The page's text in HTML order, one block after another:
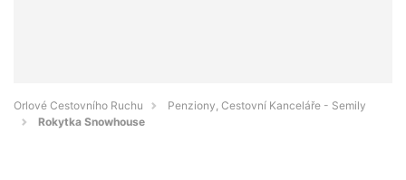
Orlové Cestovního Ruchu
Penziony, Cestovní Kanceláře - Semily
Rokytka Snowhouse